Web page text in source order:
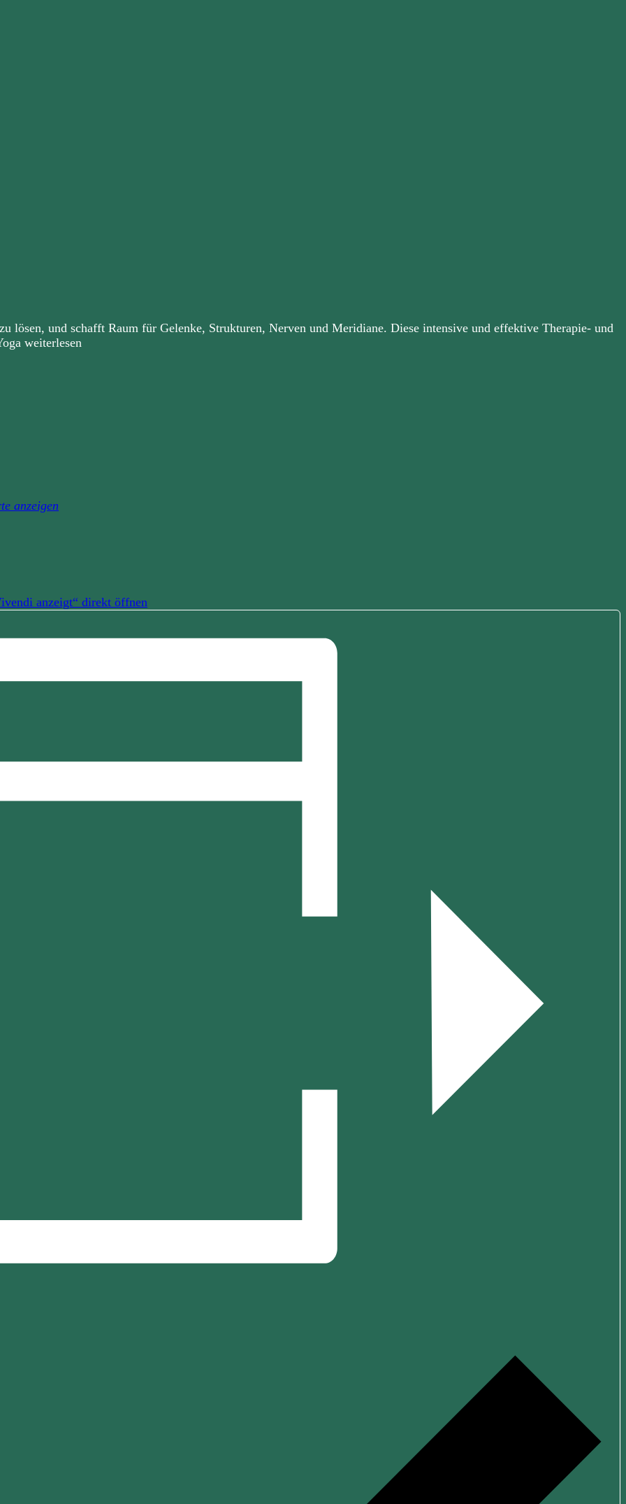
lösen, und schafft Raum für Gelenke, Strukturen, Nerven und Meridiane. Diese intensive und effektive Therapie- und
weiterlesen
anzeigen
anzeigt“ direkt öffnen